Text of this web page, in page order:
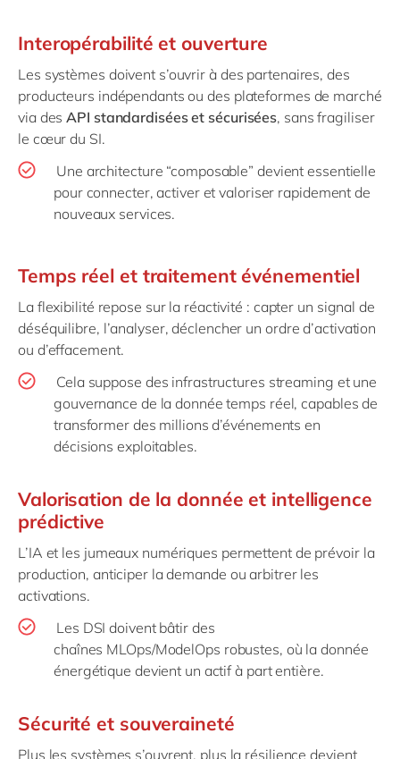
Interopérabilité et ouverture
Les systèmes doivent s’ouvrir à des partenaires, des
producteurs indépendants ou des plateformes de marché
via desAPI standardisées et sécurisées, sans fragiliser
le cœur du SI.
Une architecture “composable” devient essentielle
pour connecter, activer et valoriser rapidement de
nouveaux services.
Temps réel et traitement événementiel
La flexibilité repose sur la réactivité : capter un signal de
déséquilibre, l’analyser, déclencher un ordre d’activation
ou d’effacement.
Cela suppose des infrastructures streaming et une
gouvernance de la donnée temps réel, capables de
transformer des millions d’événements en
décisions exploitables.
Valorisation de la donnée et intelligence
prédictive
L’IA et les jumeaux numériques permettent de prévoir la
production, anticiper la demande ou arbitrer les
activations.
Les DSI doivent bâtir des
chaînes MLOps/ModelOps robustes, où la donnée
énergétique devient un actif à part entière.
Sécurité et souveraineté
Plus les systèmes s’ouvrent, plus la résilience devient